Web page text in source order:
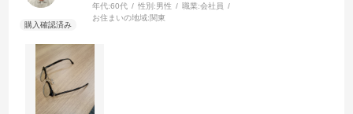
年代:60代 性別:男性 職業:会社員
お住まいの地域:関東